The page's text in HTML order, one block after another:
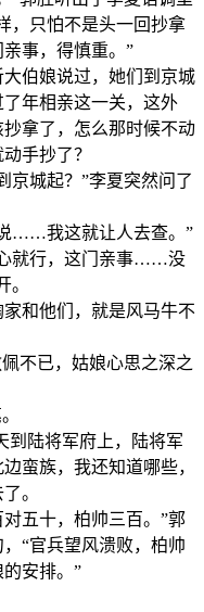
，只怕不是头一回抄拿
事，得慎重。”
伯娘说过，她们到京城
年相亲这一关，这外
拿了，怎么那时候不动
手抄了？
京城起？”李夏突然问了
……我这就让人去查。”
就行，这门亲事……没
。
和他们，就是风马牛不
不已，姑娘心思之深之
到陆将军府上，陆将军
蛮族，我还知道哪些，
。
五十，柏帅三百。”郭
“官兵望风溃败，柏帅
安排。”